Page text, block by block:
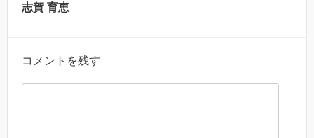
志賀 育恵
コメントを残す